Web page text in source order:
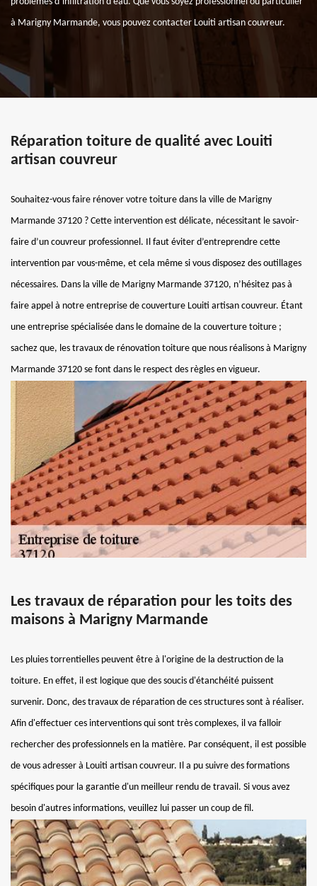
à Marigny Marmande, vous pouvez contacter Louiti artisan couvreur.
Réparation toiture de qualité avec Louiti
artisan couvreur
Souhaitez-vous faire rénover votre toiture dans la ville de Marigny
Marmande 37120 ? Cette intervention est délicate, nécessitant le savoir-
faire d’un couvreur professionnel. Il faut éviter d’entreprendre cette
intervention par vous-même, et cela même si vous disposez des outillages
nécessaires. Dans la ville de Marigny Marmande 37120, n’hésitez pas à
faire appel à notre entreprise de couverture Louiti artisan couvreur. Étant
une entreprise spécialisée dans le domaine de la couverture toiture ;
sachez que, les travaux de rénovation toiture que nous réalisons à Marigny
Marmande 37120 se font dans le respect des règles en vigueur.
Les travaux de réparation pour les toits des
maisons à Marigny Marmande
Les pluies torrentielles peuvent être à l'origine de la destruction de la
toiture. En effet, il est logique que des soucis d'étanchéité puissent
survenir. Donc, des travaux de réparation de ces structures sont à réaliser.
Afin d'effectuer ces interventions qui sont très complexes, il va falloir
rechercher des professionnels en la matière. Par conséquent, il est possible
de vous adresser à Louiti artisan couvreur. Il a pu suivre des formations
spécifiques pour la garantie d'un meilleur rendu de travail. Si vous avez
besoin d'autres informations, veuillez lui passer un coup de fil.